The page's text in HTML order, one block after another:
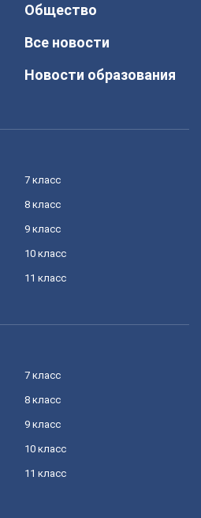
Общество
Все новости
Новости образования
7 класс
8 класс
9 класс
10 класс
11 класс
7 класс
8 класс
9 класс
10 класс
11 класс